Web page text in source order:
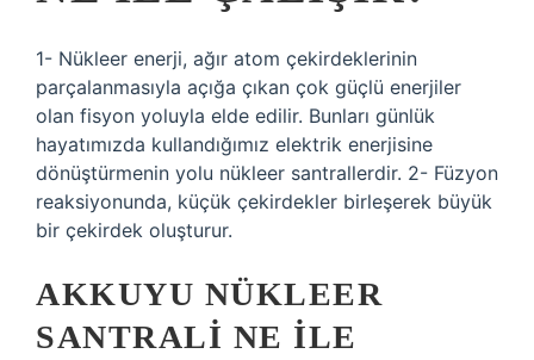
1- Nükleer enerji, ağır atom çekirdeklerinin
parçalanmasıyla açığa çıkan çok güçlü enerjiler
olan fisyon yoluyla elde edilir. Bunları günlük
hayatımızda kullandığımız elektrik enerjisine
dönüştürmenin yolu nükleer santrallerdir. 2- Füzyon
reaksiyonunda, küçük çekirdekler birleşerek büyük
bir çekirdek oluşturur.
AKKUYU NÜKLEER
SANTRALI NE ILE